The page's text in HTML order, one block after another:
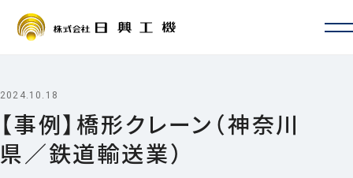
ISO認証・許認可
拠点一覧・アクセス
サービス案内
2024.10.18
【事例】橋形クレーン（神奈川
県／鉄道輸送業）